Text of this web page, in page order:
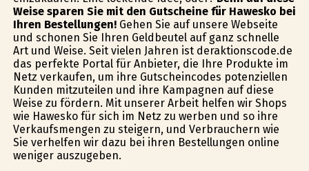
Weise sparen Sie mit den Gutscheine für Hawesko bei
Ihren Bestellungen!Gehen Sie auf unsere Webseite
und schonen Sie Ihren Geldbeutel auf ganz schnelle
Art und Weise. Seit vielen Jahren ist deraktionscode.de
das perfekte Portal für Anbieter, die Ihre Produkte im
Netz verkaufen, um ihre Gutscheincodes potenziellen
Kunden mitzuteilen und ihre Kampagnen auf diese
Weise zu fördern. Mit unserer Arbeit helfen wir Shops
wie Hawesko für sich im Netz zu werben und so ihre
Verkaufsmengen zu steigern, und Verbrauchern wie
Sie verhelfen wir dazu bei ihren Bestellungen online
weniger auszugeben.